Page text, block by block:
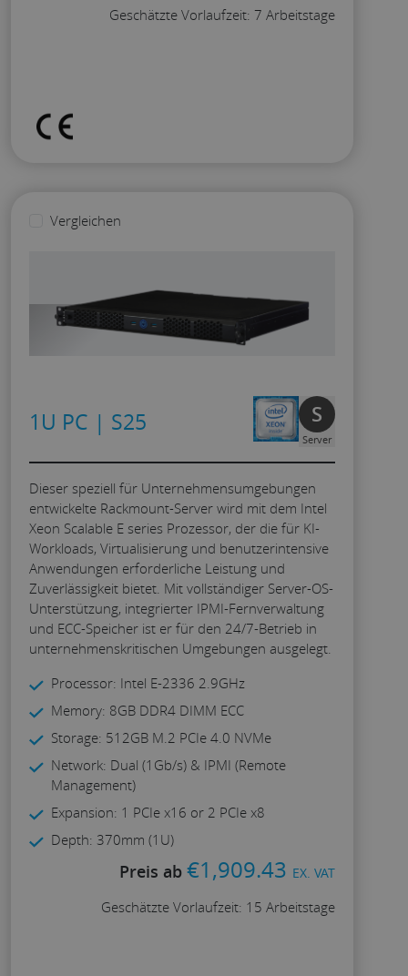
Geschätzte Vorlaufzeit: 7 Arbeitstage
Vergleichen
1U PC | S25 S
Server
Dieser speziell für Unternehmensumgebungen
entwickelte Rackmount-Server wird mit dem Intel
Xeon Scalable E series Prozessor, der die für KI-
Workloads, Virtualisierung und benutzerintensive
Anwendungen erforderliche Leistung und
Zuverlässigkeit bietet. Mit vollständiger Server-OS-
Unterstützung, integrierter IPMI-Fernverwaltung
und ECC-Speicher ist er für den 24/7-Betrieb in
unternehmenskritischen Umgebungen ausgelegt.
Processor: Intel E-2336 2.9GHz
Memory: 8GB DDR4 DIMM ECC
Storage: 512GB M.2 PCIe 4.0 NVMe
Network: Dual (1Gb/s) & IPMI (Remote
Management)
Expansion: 1 PCIe x16 or 2 PCIe x8
Depth: 370mm (1U)
Preis ab €1,909.43 EX. VAT
Geschätzte Vorlaufzeit: 15 Arbeitstage